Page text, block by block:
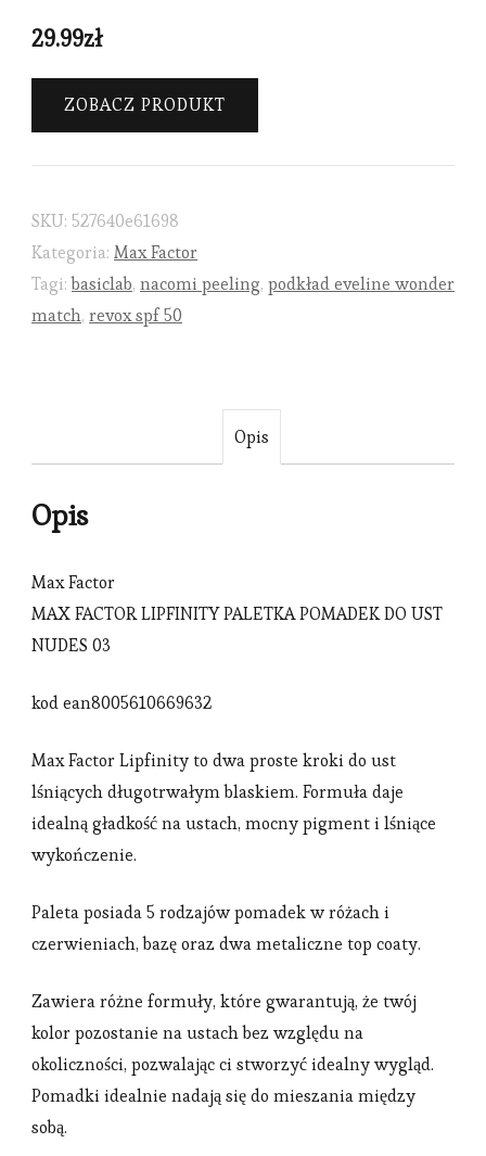
29.99zł
ZOBACZ PRODUKT
SKU: 527640e61698
Kategoria: Max Factor
Tagi:basiclab, nacomi peeling, podkład eveline wonder
match, revox spf 50
Opis
Opis
Max Factor
MAX FACTOR LIPFINITY PALETKA POMADEK DO UST
NUDES 03
kod ean8005610669632
Max Factor Lipfinity to dwa proste kroki do ust
lśniących długotrwałym blaskiem. Formuła daje
idealną gładkość na ustach, mocny pigment i lśniące
wykończenie.
Paleta posiada 5 rodzajów pomadek w różach i
czerwieniach, bazę oraz dwa metaliczne top coaty.
Zawiera różne formuły, które gwarantują, że twój
kolor pozostanie na ustach bez względu na
okoliczności, pozwalając ci stworzyć idealny wygląd.
Pomadki idealnie nadają się do mieszania między
sobą.